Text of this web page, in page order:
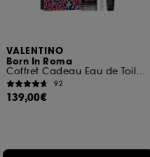
VALENTINO
Born In Roma
Coffret Cadeau Eau de Toilette Boisée Aromatique pour Homme
92
139,00€